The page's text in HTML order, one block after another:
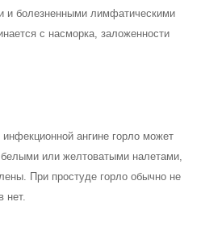
и болезненными лимфатическими
с насморка, заложенности
ангине горло может
или желтоватыми налетами,
При простуде горло обычно не
нет.